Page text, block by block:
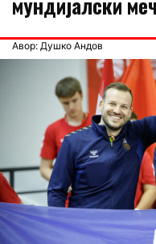
Авор: Душко Андов